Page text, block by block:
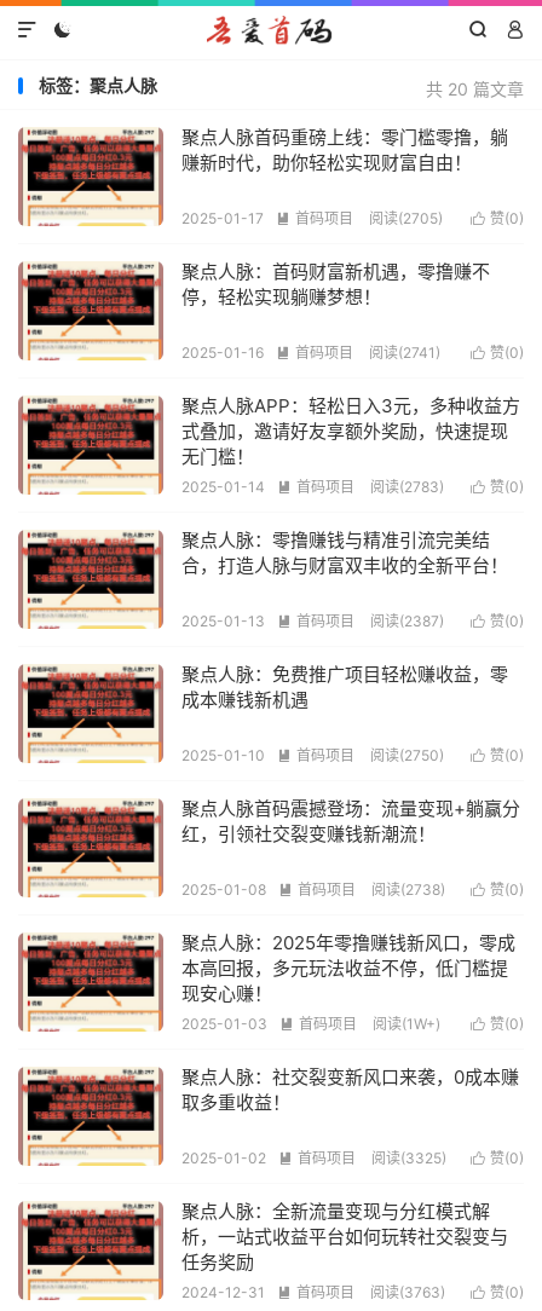
  

共 20 篇文章
标签：聚点人脉
聚点人脉首码重磅上线：零门槛零撸，躺
赚新时代，助你轻松实现财富自由！
 赞(0)
2025-01-17  首码项目 阅读(2705)
聚点人脉：首码财富新机遇，零撸赚不
停，轻松实现躺赚梦想！
 赞(0)
2025-01-16  首码项目 阅读(2741)
聚点人脉APP：轻松日入3元，多种收益方
式叠加，邀请好友享额外奖励，快速提现
无门槛！
 赞(0)
2025-01-14  首码项目 阅读(2783)
聚点人脉：零撸赚钱与精准引流完美结
合，打造人脉与财富双丰收的全新平台！
 赞(0)
2025-01-13  首码项目 阅读(2387)
聚点人脉：免费推广项目轻松赚收益，零
成本赚钱新机遇
 赞(0)
2025-01-10  首码项目 阅读(2750)
聚点人脉首码震撼登场：流量变现+躺赢分
红，引领社交裂变赚钱新潮流！
 赞(0)
2025-01-08  首码项目 阅读(2738)
聚点人脉：2025年零撸赚钱新风口，零成
本高回报，多元玩法收益不停，低门槛提
现安心赚！
 赞(0)
2025-01-03  首码项目 阅读(1W+)
聚点人脉：社交裂变新风口来袭，0成本赚
取多重收益！
 赞(0)
2025-01-02  首码项目 阅读(3325)
聚点人脉：全新流量变现与分红模式解
析，一站式收益平台如何玩转社交裂变与
任务奖励
 赞(0)
2024-12-31  首码项目 阅读(3763)